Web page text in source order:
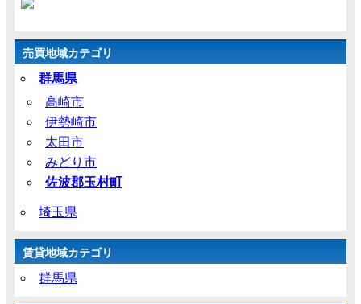
売買地域カテゴリ
群馬県
高崎市
伊勢崎市
太田市
みどり市
佐波郡玉村町
埼玉県
賃貸地域カテゴリ
群馬県